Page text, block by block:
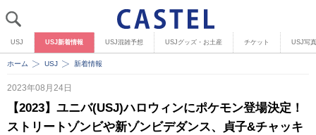
USJ USJ新着情報 USJ混雑予想 USJグッズ・お土産 チケット USJ写
ホーム USJ 新着情報
2023年08月24日
【2023】ユニバ(USJ)ハロウィンにポケモン登場決定！
ストリートゾンビや新ゾンビデダンス、貞子&チャッキ